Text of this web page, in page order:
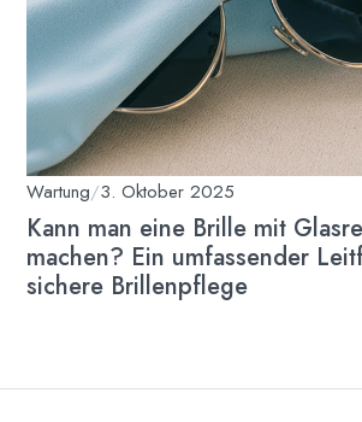
Wartung/3. Oktober 2025
Kann man eine Brille mit
machen? Ein umfassender
sichere Brillenpflege